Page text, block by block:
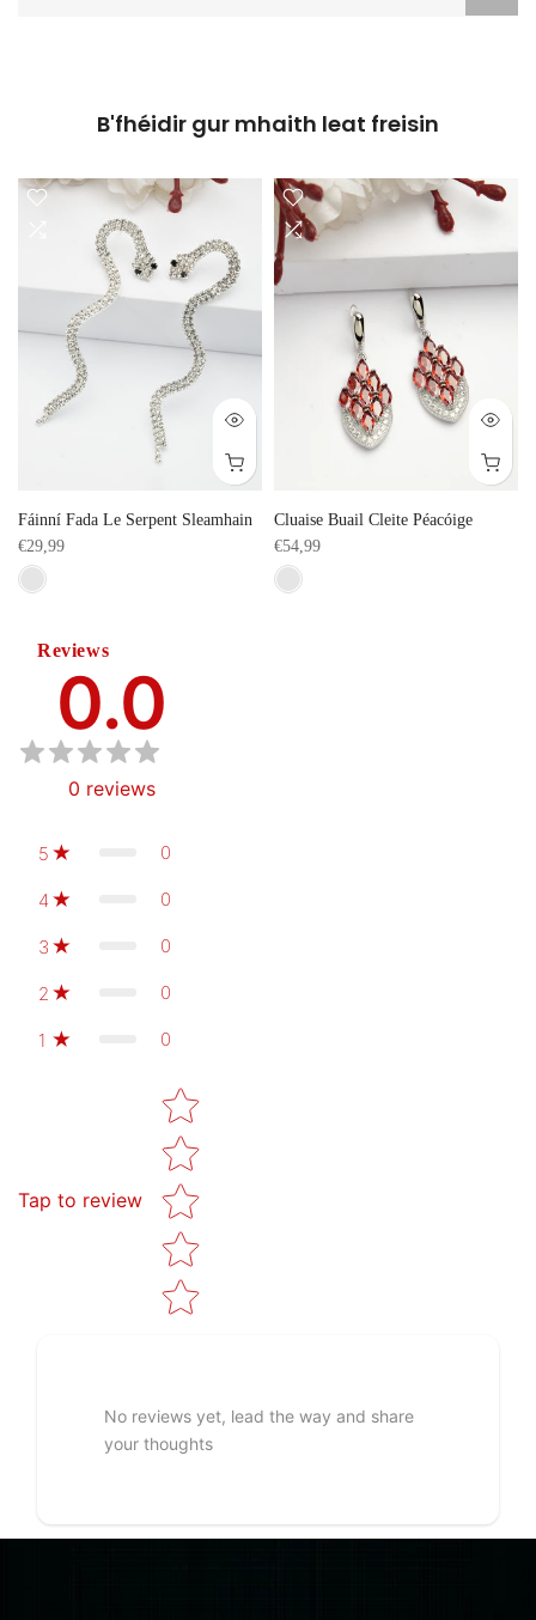
B'fhéidir gur mhaith leat freisin
Fáinní Fada Le Serpent Sleamhain
€29,99
Cluaise Buail Cleite Péacóige
€54,99
Reviews
0.0
0 reviews
5 0
4 0
3 0
2 0
1 0
Tap to review
Star rating
No reviews yet, lead the way and share
your thoughts